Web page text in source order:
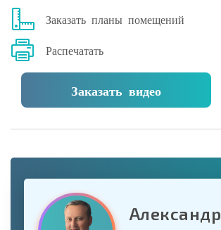
Заказать планы помещений
Распечатать
Заказать видео
Александр